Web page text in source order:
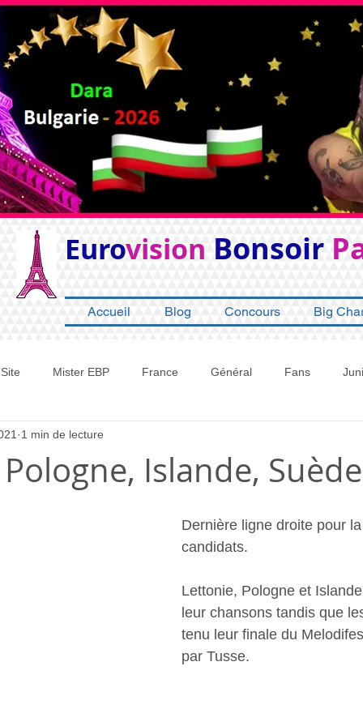
Eurovision Bonsoir
Accueil Blog Concours Big
Site Mister EBP France Général Fans
Concours 2023
Islande, Suède
1 min de lecture
Dernière ligne droite pour
candidats.
Lettonie, Pologne et
leur chansons tandis que
tenu leur finale du
par Tusse.